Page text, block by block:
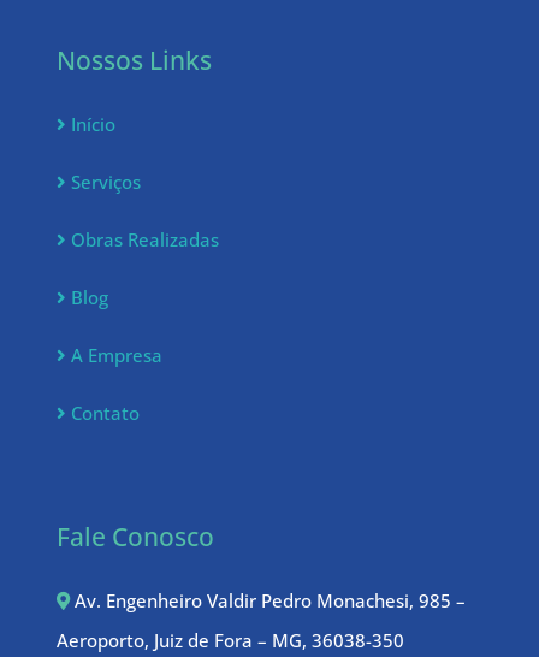
Nossos Links
Início
Serviços
Obras Realizadas
Blog
A Empresa
Contato
Fale Conosco
Av. Engenheiro Valdir Pedro Monachesi, 985 –
Aeroporto, Juiz de Fora – MG, 36038-350